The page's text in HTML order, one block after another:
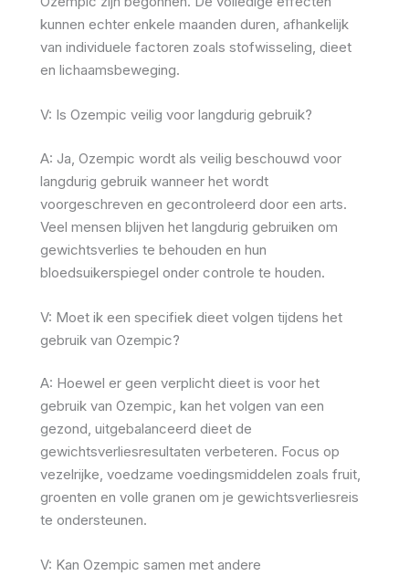
kunnen echter enkele maanden duren, afhankelijk
van individuele factoren zoals stofwisseling, dieet
en lichaamsbeweging.
V: Is Ozempic veilig voor langdurig gebruik?
A: Ja, Ozempic wordt als veilig beschouwd voor
langdurig gebruik wanneer het wordt
voorgeschreven en gecontroleerd door een arts.
Veel mensen blijven het langdurig gebruiken om
gewichtsverlies te behouden en hun
bloedsuikerspiegel onder controle te houden.
V: Moet ik een specifiek dieet volgen tijdens het
gebruik van Ozempic?
A: Hoewel er geen verplicht dieet is voor het
gebruik van Ozempic, kan het volgen van een
gezond, uitgebalanceerd dieet de
gewichtsverliesresultaten verbeteren. Focus op
vezelrijke, voedzame voedingsmiddelen zoals fruit,
groenten en volle granen om je gewichtsverliesreis
te ondersteunen.
V: Kan Ozempic samen met andere